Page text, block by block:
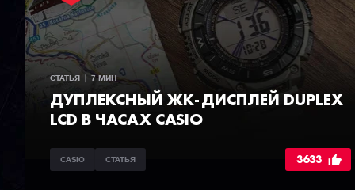
СТАТЬЯ  |  7 МИН
ДУПЛЕКСНЫЙ ЖК-ДИСПЛЕЙ DUPLEX
LCD В ЧАСАХ CASIO
CASIO СТАТЬЯ 3633